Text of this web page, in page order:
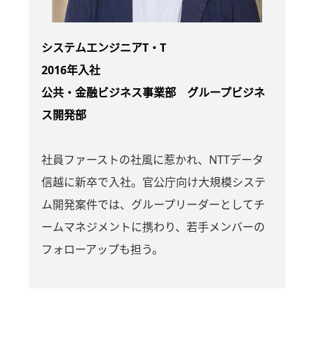
システムエンジニアT・T
2016年入社
公共・金融ビジネス事業部 グループビジネ
ス開発部
社員ファーストの社風に惹かれ、NTTデータ
信越に新卒で入社。官公庁向け大規模システ
ム開発案件では、グループリーダーとしてチ
ームマネジメントに携わり、若手メンバーの
フォローアップも担う。